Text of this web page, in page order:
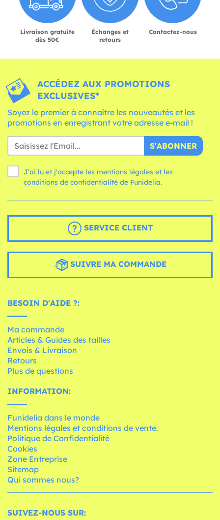
Livraison gratuite
dès 50€
Échanges et
retours
Contactez-nous
ACCÉDEZ AUX PROMOTIONS
EXCLUSIVES*
Soyez le premier à connaître les nouveautés et les
promotions en enregistrant votre adresse e-mail !
S'ABONNER
J'ai lu et j'accepte les mentions légales et les
conditions de confidentialité de Funidelia.
SERVICE CLIENT
SUIVRE MA COMMANDE
BESOIN D'AIDE ?:
Ma commande
Articles & Guides des tailles
Envois & Livraison
Retours
Plus de questions
INFORMATION:
Funidelia dans le monde
Mentions légales et conditions de vente.
Politique de Confidentialité
Cookies
Zone Entreprise
Sitemap
Qui sommes nous?
SUIVEZ-NOUS SUR: